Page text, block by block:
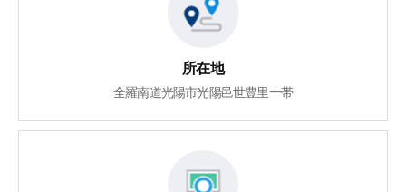
所在地
全羅南道光陽市光陽邑世豊里一帯